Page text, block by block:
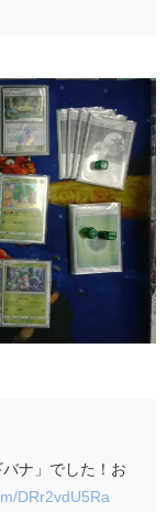
ナ」でした！お
DRr2vdU5Ra